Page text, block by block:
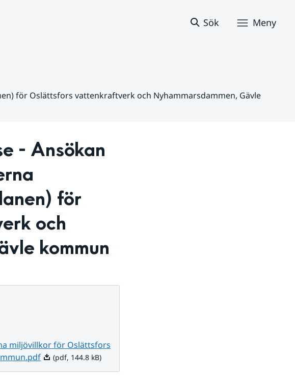
Sök Meny
för Oslättsfors vattenkraftverk och Nyhammarsdammen, Gävle
- Ansökan
för
och
kommun
miljövillkor för Oslättsfors
Pdf, 144.8 kB.
(pdf, 144.8 kB)